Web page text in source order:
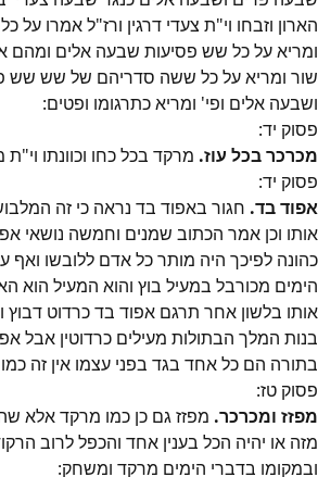
הארון וזבחו וי"ת צעדי דרגין ורז"ל אמרו על
ומריא על כל שש פסיעות שבעה אלים ומהם
שור ומריא על כל ששה סדריהם של שש שש
ושבעה אלים ופי' ומריא כתרגומו ופטים:
פסוק יד:
מכרכר בכל עוז. מרקד בכל כחו וכוונתו
פסוק יד:
אפוד בד. חגור באפוד בד נראה כי זה
אותו וכן אמר הכתוב שמנים וחמשה נושאי
כהונה לפיכך היה מותר כל אדם ללובשו ואף
הימים מכורבל במעיל בוץ והוא המעיל הוא
אותו בלשון אחר תרגם אפוד בד כרדוט דבוץ
בנות המלך הבתולות מעילים כרדוטין אבל
בתורה הם כל אחד בגד בפני עצמו אין זה
פסוק טז:
מפזז ומכרכר. מפזז גם כן כמו מרקד אלא
מזה או יהיה הכל בענין אחד והכפל לרוב
ובמקומו בדברי הימים מרקד ומשחק: